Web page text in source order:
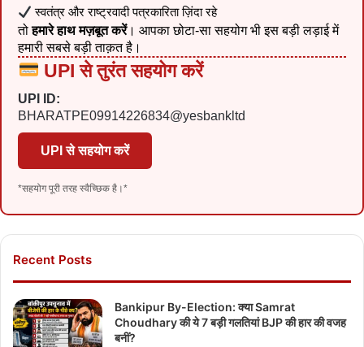
स्वतंत्र और राष्ट्रवादी पत्रकारिता ज़िंदा रहे
तोहमारे हाथ मज़बूत करें। आपका छोटा-सा सहयोग भी इस बड़ी लड़ाई में
हमारी सबसे बड़ी ताक़त है।
UPI से तुरंत सहयोग करें
UPI ID:
BHARATPE09914226834@yesbankltd
UPI से सहयोग करें
*सहयोग पूरी तरह स्वैच्छिक है।*
Recent Posts
Bankipur By-Election: क्या Samrat
Choudhary की ये 7 बड़ी गलतियां BJP की हार की वजह
बनीं?